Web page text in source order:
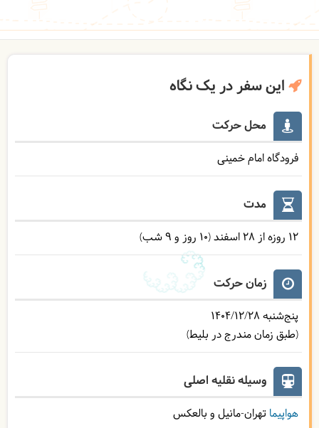
این سفر در یک نگاه
محل حرکت
فرودگاه امام خمینی
مدت
12 روزه از 28 اسفند (10 روز و 9 شب)
زمان حرکت
پنج‌شنبه 1404/12/28
(طبق زمان مندرج در بلیط)
وسیله نقلیه اصلی
هواپیما تهران-مانیل و بالعکس